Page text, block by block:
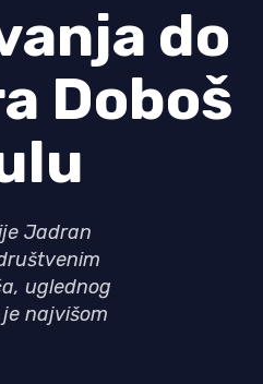
do
Doboš
Jadran
uglednog
najvišom